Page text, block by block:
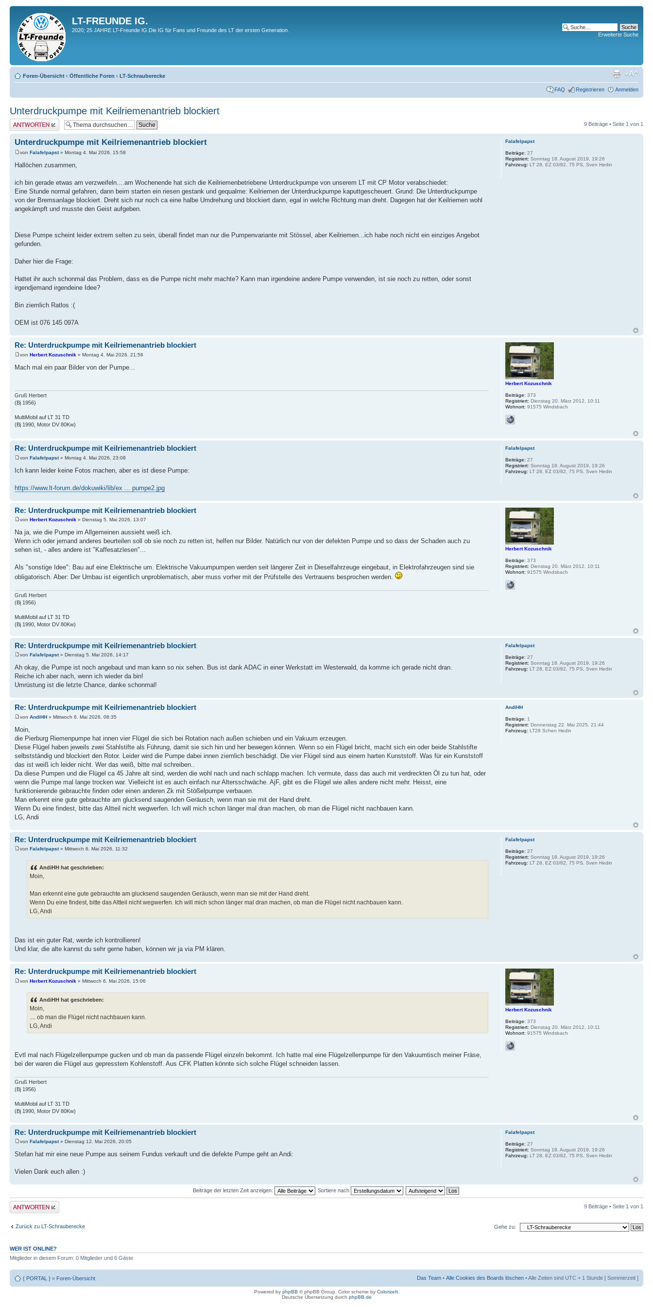
LT-FREUNDE IG.
2020; 25 JAHRE LT-Freunde IG.Die IG für Fans und Freunde des LT der ersten Generation.
Erweiterte Suche
Foren-Übersicht ‹ Öffentliche Foren ‹ LT-Schrauberecke
FAQ Registrieren Anmelden
Unterdruckpumpe mit Keilriemenantrieb blockiert
Antwort erstellen 9 Beiträge • Seite 1 von 1
Unterdruckpumpe mit Keilriemenantrieb blockiert
von Falafelpapst» Montag 4. Mai 2026, 15:58
Hallöchen zusammen,
ich bin gerade etwas am verzweifeln....am Wochenende hat sich die Keilriemenbetriebene Unterdruckpumpe von unserem LT mit CP Motor verabschiedet:
Eine Stunde normal gefahren, dann beim starten ein riesen gestank und gequalme: Keilriemen der Unterdruckpumpe kaputtgescheuert. Grund: Die Unterdruckpumpe
von der Bremsanlage blockiert. Dreht sich nur noch ca eine halbe Umdrehung und blockiert dann, egal in welche Richtung man dreht. Dagegen hat der Keilriemen wohl
angekämpft und musste den Geist aufgeben.
Diese Pumpe scheint leider extrem selten zu sein, überall findet man nur die Pumpenvariante mit Stössel, aber Keilriemen...ich habe noch nicht ein einziges Angebot
gefunden.
Daher hier die Frage:
Hattet ihr auch schonmal das Problem, dass es die Pumpe nicht mehr machte? Kann man irgendeine andere Pumpe verwenden, ist sie noch zu retten, oder sonst
irgendjemand irgendeine Idee?
Bin ziemlich Ratlos :(
OEM ist 076 145 097A
Falafelpapst
Beiträge: 27
Registriert: Sonntag 18. August 2019, 19:26
Fahrzeug: LT 28, EZ 03/82, 75 PS, Sven Hedin
Re: Unterdruckpumpe mit Keilriemenantrieb blockiert
von Herbert Kozuschnik » Montag 4. Mai 2026, 21:56
Mach mal ein paar Bilder von der Pumpe...
Gruß Herbert
(Bj 1956)
MultiMobil auf LT 31 TD
(Bj 1990, Motor DV 80Kw)
Herbert Kozuschnik
Beiträge: 373
Registriert: Dienstag 20. März 2012, 10:11
Wohnort: 91575 Windsbach
Re: Unterdruckpumpe mit Keilriemenantrieb blockiert
von Falafelpapst» Montag 4. Mai 2026, 23:08
Ich kann leider keine Fotos machen, aber es ist diese Pumpe:
https://www.lt-forum.de/dokuwiki/lib/ex ... pumpe2.jpg
Falafelpapst
Beiträge: 27
Registriert: Sonntag 18. August 2019, 19:26
Fahrzeug: LT 28, EZ 03/82, 75 PS, Sven Hedin
Re: Unterdruckpumpe mit Keilriemenantrieb blockiert
von Herbert Kozuschnik » Dienstag 5. Mai 2026, 13:07
Na ja, wie die Pumpe im Allgemeinen aussieht weiß ich.
Wenn ich oder jemand anderes beurteilen soll ob sie noch zu retten ist, helfen nur Bilder. Natürlich nur von der defekten Pumpe und so dass der Schaden auch zu
sehen ist, - alles andere ist "Kaffesatzlesen"...
Als "sonstige Idee": Bau auf eine Elektrische um. Elektrische Vakuumpumpen werden seit längerer Zeit in Dieselfahrzeuge eingebaut, in Elektrofahrzeugen sind sie
obligatorisch. Aber: Der Umbau ist eigentlich unproblematisch, aber muss vorher mit der Prüfstelle des Vertrauens besprochen werden.
Gruß Herbert
(Bj 1956)
MultiMobil auf LT 31 TD
(Bj 1990, Motor DV 80Kw)
Herbert Kozuschnik
Beiträge: 373
Registriert: Dienstag 20. März 2012, 10:11
Wohnort: 91575 Windsbach
Re: Unterdruckpumpe mit Keilriemenantrieb blockiert
von Falafelpapst» Dienstag 5. Mai 2026, 14:17
Ah okay, die Pumpe ist noch angebaut und man kann so nix sehen. Bus ist dank ADAC in einer Werkstatt im Westerwald, da komme ich gerade nicht dran.
Reiche ich aber nach, wenn ich wieder da bin!
Umrüstung ist die letzte Chance, danke schonmal!
Falafelpapst
Beiträge: 27
Registriert: Sonntag 18. August 2019, 19:26
Fahrzeug: LT 28, EZ 03/82, 75 PS, Sven Hedin
Re: Unterdruckpumpe mit Keilriemenantrieb blockiert
von AndiHH » Mittwoch 6. Mai 2026, 08:35
Moin,
die Pierburg Riemenpumpe hat innen vier Flügel die sich bei Rotation nach außen schieben und ein Vakuum erzeugen.
Diese Flügel haben jeweils zwei Stahlstifte als Führung, damit sie sich hin und her bewegen können. Wenn so ein Flügel bricht, macht sich ein oder beide Stahlstifte
selbstständig und blockiert den Rotor. Leider wird die Pumpe dabei innen ziemlich beschädigt. Die vier Flügel sind aus einem harten Kunststoff. Was für ein Kunststoff
das ist weiß ich leider nicht. Wer das weiß, bitte mal schreiben..
Da diese Pumpen und die Flügel ca 45 Jahre alt sind, werden die wohl nach und nach schlapp machen. Ich vermute, dass das auch mit verdreckten Öl zu tun hat, oder
wenn die Pumpe mal lange trocken war. Vielleicht ist es auch einfach nur Altersschwäche. AjF, gibt es die Flügel wie alles andere nicht mehr. Heisst, eine
funktionierende gebrauchte finden oder einen anderen Zk mit Stößelpumpe verbauen.
Man erkennt eine gute gebrauchte am glucksend saugenden Geräusch, wenn man sie mit der Hand dreht.
Wenn Du eine findest, bitte das Altteil nicht wegwerfen. Ich will mich schon länger mal dran machen, ob man die Flügel nicht nachbauen kann.
LG, Andi
AndiHH
Beiträge: 1
Registriert: Donnerstag 22. Mai 2025, 21:44
Fahrzeug: LT28 Schen Hedin
Re: Unterdruckpumpe mit Keilriemenantrieb blockiert
von Falafelpapst» Mittwoch 6. Mai 2026, 11:32
AndiHH hat geschrieben:
Moin,
Man erkennt eine gute gebrauchte am glucksend saugenden Geräusch, wenn man sie mit der Hand dreht.
Wenn Du eine findest, bitte das Altteil nicht wegwerfen. Ich will mich schon länger mal dran machen, ob man die Flügel nicht nachbauen kann.
LG, Andi
Das ist ein guter Rat, werde ich kontrollieren!
Und klar, die alte kannst du sehr gerne haben, können wir ja via PM klären.
Falafelpapst
Beiträge: 27
Registriert: Sonntag 18. August 2019, 19:26
Fahrzeug: LT 28, EZ 03/82, 75 PS, Sven Hedin
Re: Unterdruckpumpe mit Keilriemenantrieb blockiert
von Herbert Kozuschnik » Mittwoch 6. Mai 2026, 15:06
AndiHH hat geschrieben:
Moin,
.... ob man die Flügel nicht nachbauen kann.
LG, Andi
Evtl mal nach Flügelzellenpumpe gucken und ob man da passende Flügel einzeln bekommt. Ich hatte mal eine Flügelzellenpumpe für den Vakuumtisch meiner Fräse,
bei der waren die Flügel aus gepresstem Kohlenstoff. Aus CFK Platten könnte sich solche Flügel schneiden lassen.
Gruß Herbert
(Bj 1956)
MultiMobil auf LT 31 TD
(Bj 1990, Motor DV 80Kw)
Herbert Kozuschnik
Beiträge: 373
Registriert: Dienstag 20. März 2012, 10:11
Wohnort: 91575 Windsbach
Re: Unterdruckpumpe mit Keilriemenantrieb blockiert
von Falafelpapst» Dienstag 12. Mai 2026, 20:05
Stefan hat mir eine neue Pumpe aus seinem Fundus verkauft und die defekte Pumpe geht an Andi:
Vielen Dank euch allen :)
Falafelpapst
Beiträge: 27
Registriert: Sonntag 18. August 2019, 19:26
Fahrzeug: LT 28, EZ 03/82, 75 PS, Sven Hedin
Beiträge der letzten Zeit anzeigen: Sortiere nach
Antwort erstellen 9 Beiträge • Seite 1 von 1
Zurück zu LT-Schrauberecke Gehe zu:
WER IST ONLINE?
Mitglieder in diesem Forum: 0 Mitglieder und 6 Gäste
{ PORTAL } » Foren-Übersicht Das Team • Alle Cookies des Boards löschen • Alle Zeiten sind UTC + 1 Stunde [ Sommerzeit ]
Powered by phpBB © phpBB Group. Color scheme by ColorizeIt.
Deutsche Übersetzung durch phpBB.de